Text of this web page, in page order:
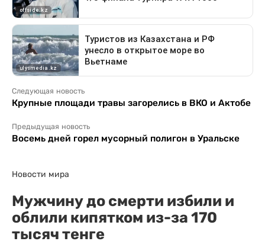
Следующая новость
Крупные площади травы загорелись в ВКО и Актобе
Предыдущая новость
Восемь дней горел мусорный полигон в Уральске
Новости мира
Мужчину до смерти избили и
облили кипятком из-за 170
тысяч тенге